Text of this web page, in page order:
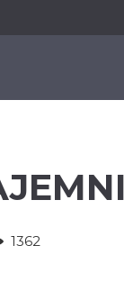
1362